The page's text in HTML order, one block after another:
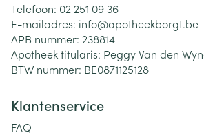
Telefoon: 02 251 09 36
E-mailadres: info@apotheekborgt.be
APB nummer: 238814
Apotheek titularis: Peggy Van den
BTW nummer: BE0871125128
Klantenservice
FAQ